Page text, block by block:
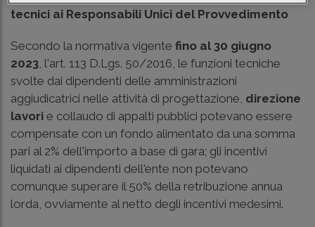
tecnici ai Responsabili Unici del Provvedimento
Secondo la normativa vigente fino al 30 giugno
2023 , l'art. 113 D.Lgs. 50/2016, le funzioni tecniche
svolte dai dipendenti delle amministrazioni
aggiudicatrici nelle attività di progettazione, direzione
lavori e collaudo di appalti pubblici potevano essere
compensate con un fondo alimentato da una somma
pari al 2% dell'importo a base di gara; gli incentivi
liquidati ai dipendenti dell'ente non potevano
comunque superare il 50% della retribuzione annua
lorda, ovviamente al netto degli incentivi medesimi.